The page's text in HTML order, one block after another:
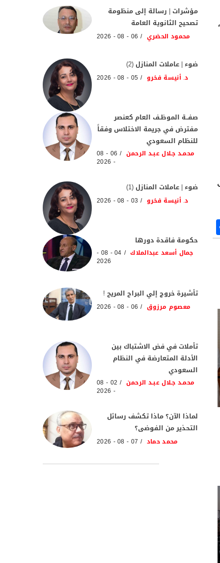
مؤشرات | رسالة إلى منظومة
تصحيح الثانوية العامة
محمود الحضري 06 - 08 - 2026
ضوء | عاملات المنازل (2)
د. أنيسة فخرو 05 - 08 - 2026
صفــة الموظـف العام كعنصر
مفترض في جريمة الاختلاس وفقاً
للنظام السعودي
محمـد جـلال عبـد الرحمن 06 - 08
- 2026
ضوء | عاملات المنازل (1)
د. أنيسة فخرو 03 - 08 - 2026
حكومة فاقدة دورها
جمال أسعد عبدالملاك 04 - 08 -
2026
تأشيرة خروج إلي البراح المريح !
معصوم مرزوق 06 - 08 - 2026
تأملات في فض الاشتباك بين
الأدلة المتعارضة في النظام
السعودي
محمـد جـلال عبـد الرحمن 02 - 08
- 2026
لماذا الآن؟ ماذا تكشف رسائل
التحذير من الفوضى؟
محمد حماد 07 - 08 - 2026